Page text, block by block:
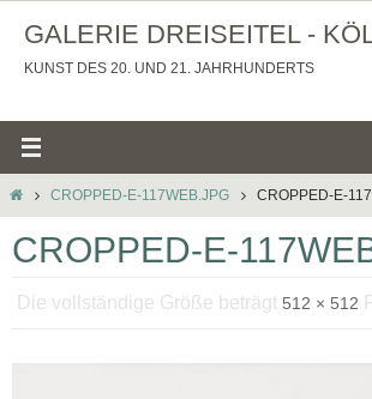
Inhalt
springen
GALERIE DREISEITEL -
KUNST DES 20. UND 21. JAHRHUNDERTS
STARTSEITE
CROPPED-E-117WEB.JPG CROPPED-E-
CROPPED-E-
Die vollständige Größe beträgt 512 × 512